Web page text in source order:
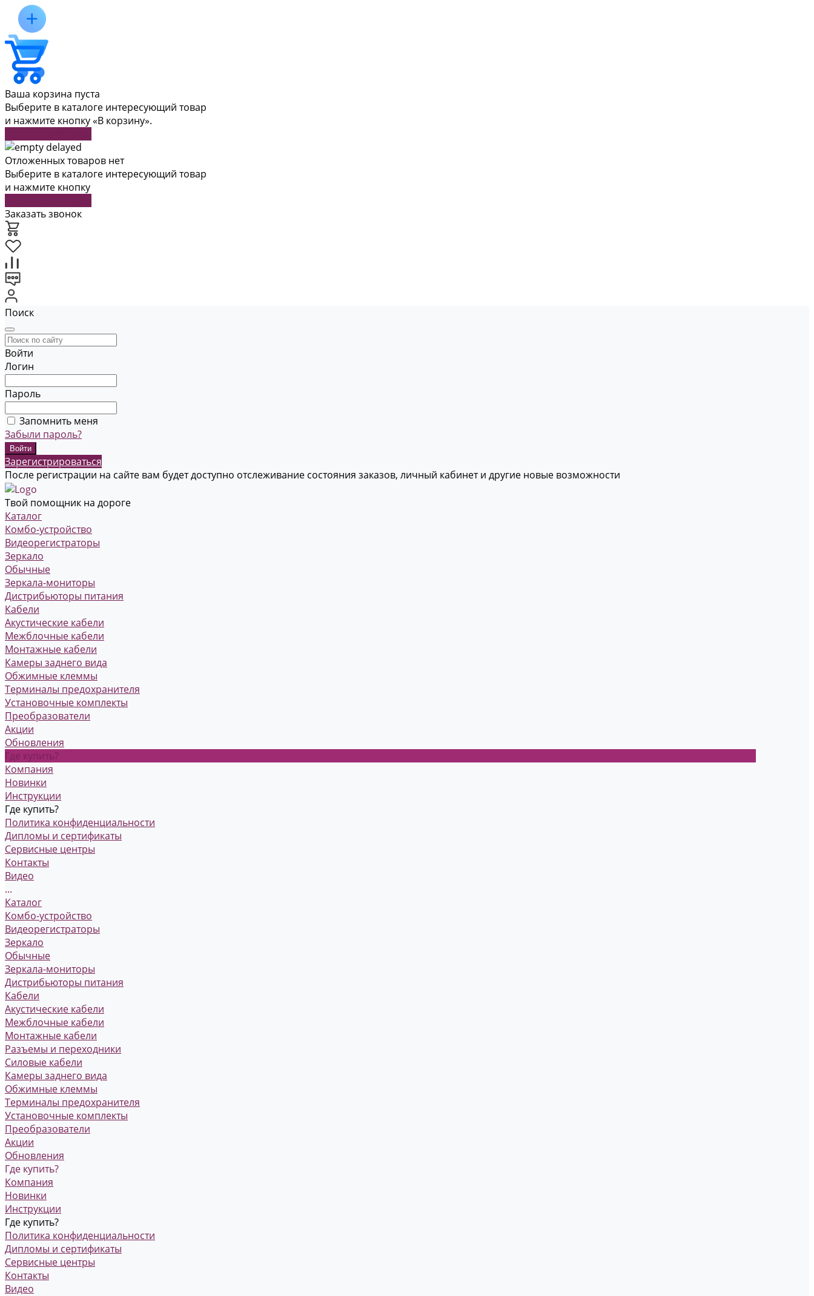
Ваша корзина пуста
Выберите в каталоге интересующий товар
и нажмите кнопку «В корзину».
Отложенных товаров нет
Выберите в каталоге интересующий товар
и нажмите кнопку
Заказать звонок
Поиск
Войти
Логин
Пароль
Запомнить меня
Забыли пароль?
Зарегистрироваться
После регистрации на сайте вам будет доступно отслеживание состояния заказов, личный кабинет и другие новые возможности
Твой помощник на дороге
Каталог
Комбо-устройство
Видеорегистраторы
Зеркало
Обычные
Зеркала-мониторы
Дистрибьюторы питания
Кабели
Акустические кабели
Межблочные кабели
Монтажные кабели
Камеры заднего вида
Обжимные клеммы
Терминалы предохранителя
Установочные комплекты
Преобразователи
Акции
Обновления
Где купить?
Компания
Новинки
Инструкции
Где купить?
Политика конфиденциальности
Дипломы и сертификаты
Сервисные центры
Контакты
Видео
...
Каталог
Комбо-устройство
Видеорегистраторы
Зеркало
Обычные
Зеркала-мониторы
Дистрибьюторы питания
Кабели
Акустические кабели
Межблочные кабели
Монтажные кабели
Разъемы и переходники
Силовые кабели
Камеры заднего вида
Обжимные клеммы
Терминалы предохранителя
Установочные комплекты
Преобразователи
Акции
Обновления
Где купить?
Компания
Новинки
Инструкции
Где купить?
Политика конфиденциальности
Дипломы и сертификаты
Сервисные центры
Контакты
Видео